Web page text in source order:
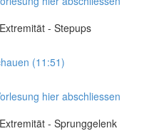
- Stepups
(11:51)
hier abschliessen
- Sprunggelenk